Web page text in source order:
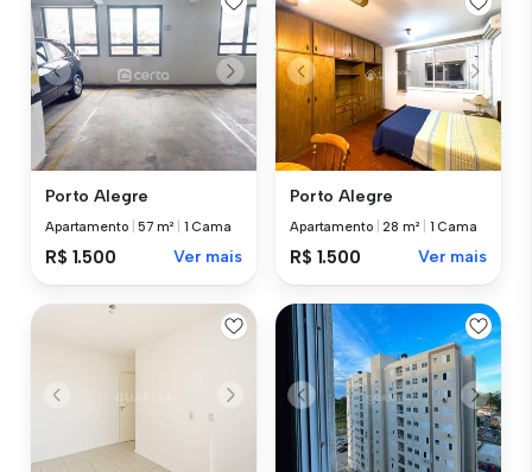
Porto Alegre
Apartamento |57 m² 1 Cama
R$ 1.500 Ver mais
Porto Alegre
Apartamento |28 m² 1 Cama
R$ 1.500 Ver mais